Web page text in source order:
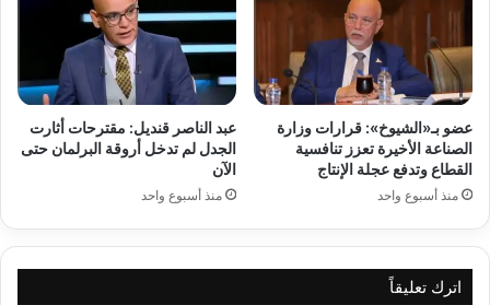
عضو بـ«الشيوخ»: قرارات وزارة
الصناعة الأخيرة تعزز تنافسية
القطاع وتدفع عجلة الإنتاج
منذ أسبوع واحد
عبد الناصر قنديل: مقترحات أثارت
الجدل لم تدخل أروقة البرلمان حتى
الآن
منذ أسبوع واحد
اترك تعليقاً